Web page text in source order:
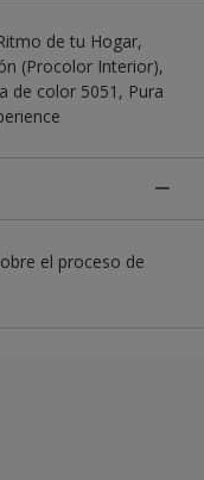
de tu Hogar,
(Procolor Interior),
de color 5051, Pura
el proceso de